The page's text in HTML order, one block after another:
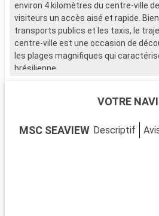
environ 4 kilomètres du centre-ville
visiteurs un accès aisé et rapide.
transports publics et les taxis, le
centre-ville est une occasion de
les plages magnifiques qui
brésilienne.
Santos, ville côtière brésilienne, est
records. Le centre historique, avec
VOTRE
MSC SEAVIEW Descriptif